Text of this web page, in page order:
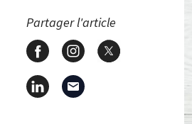
Partager l'article